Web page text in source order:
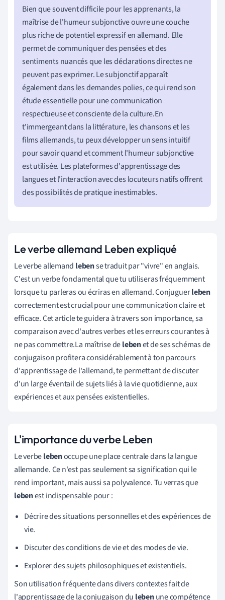
Bien que souvent difficile pour les apprenants, la
maîtrise de l'humeur subjonctive ouvre une couche
plus riche de potentiel expressif en allemand. Elle
permet de communiquer des pensées et des
sentiments nuancés que les déclarations directes ne
peuvent pas exprimer. Le subjonctif apparaît
également dans les demandes polies, ce qui rend son
étude essentielle pour une communication
respectueuse et consciente de la culture.En
t'immergeant dans la littérature, les chansons et les
films allemands, tu peux développer un sens intuitif
pour savoir quand et comment l'humeur subjonctive
est utilisée. Les plateformes d'apprentissage des
langues et l'interaction avec des locuteurs natifs offrent
des possibilités de pratique inestimables.
Le verbe allemand Leben expliqué
Le verbe allemand lebense traduit par "vivre" en anglais.
C'est un verbe fondamental que tu utiliseras fréquemment
lorsque tu parleras ou écriras en allemand. Conjuguerleben
correctement est crucial pour une communication claire et
efficace. Cet article te guidera à travers son importance, sa
comparaison avec d'autres verbes et les erreurs courantes à
ne pas commettre.La maîtrise delebenet de ses schémas de
conjugaison profitera considérablement à ton parcours
d'apprentissage de l'allemand, te permettant de discuter
d'un large éventail de sujets liés à la vie quotidienne, aux
expériences et aux pensées existentielles.
L'importance du verbe Leben
Le verbelebenoccupe une place centrale dans la langue
allemande. Ce n'est pas seulement sa signification qui le
rend important, mais aussi sa polyvalence. Tu verras que
lebenest indispensable pour :
Décrire des situations personnelles et des expériences de
vie.
Discuter des conditions de vie et des modes de vie.
Explorer des sujets philosophiques et existentiels.
Son utilisation fréquente dans divers contextes fait de
l'apprentissage de la conjugaison du lebenune compétence